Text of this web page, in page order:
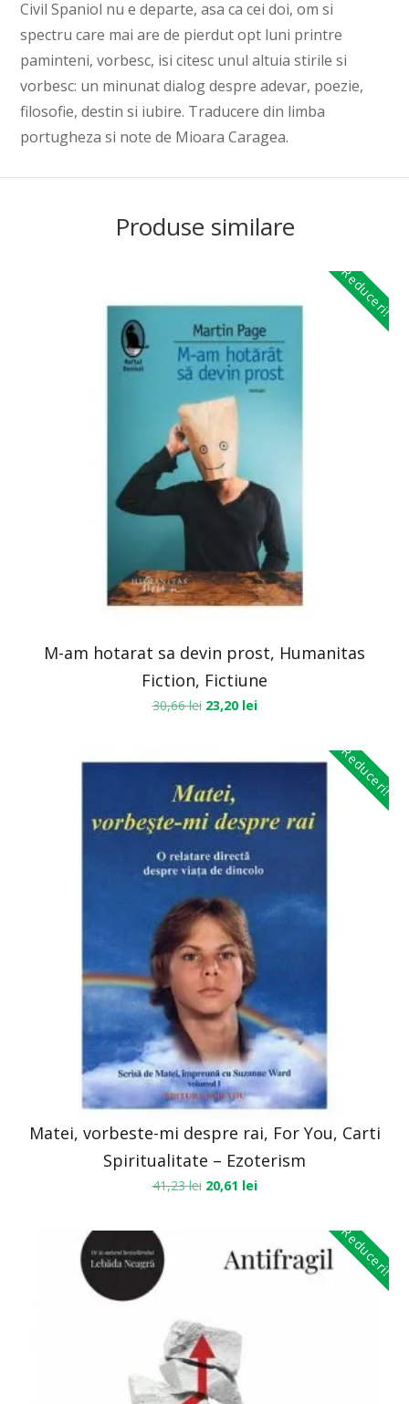
Civil Spaniol nu e departe, asa ca cei doi, om si
spectru care mai are de pierdut opt luni printre
paminteni, vorbesc, isi citesc unul altuia stirile si
vorbesc: un minunat dialog despre adevar, poezie,
filosofie, destin si iubire. Traducere din limba
portugheza si note de Mioara Caragea.
Produse similare
Reduceri!
M-am hotarat sa devin prost, Humanitas
Fiction, Fictiune
30,66lei 23,20 lei
Reduceri!
Matei, vorbeste-mi despre rai, For You, Carti
Spiritualitate – Ezoterism
41,23lei 20,61 lei
Reduceri!